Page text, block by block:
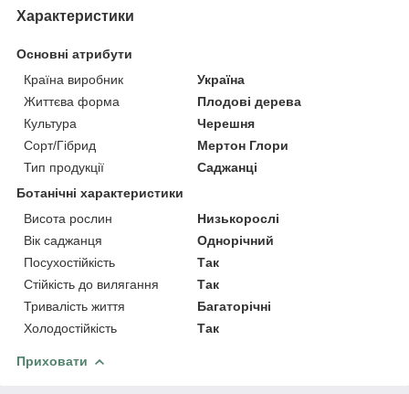
Характеристики
Основні атрибути
Країна виробник
Україна
Життєва форма
Плодові дерева
Культура
Черешня
Сорт/Гібрид
Мертон Глори
Тип продукції
Саджанці
Ботанічні характеристики
Висота рослин
Низькорослі
Вік саджанця
Однорічний
Посухостійкість
Так
Стійкість до вилягання
Так
Тривалість життя
Багаторічні
Холодостійкість
Так
Приховати